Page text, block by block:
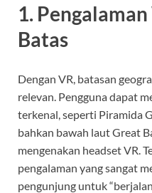
1.
Batas
Dengan VR, batasan
relevan. Pengguna dapat
terkenal, seperti Piramida
bahkan bawah laut Great
mengenakan headset VR.
pengalaman yang sangat
pengunjung untuk